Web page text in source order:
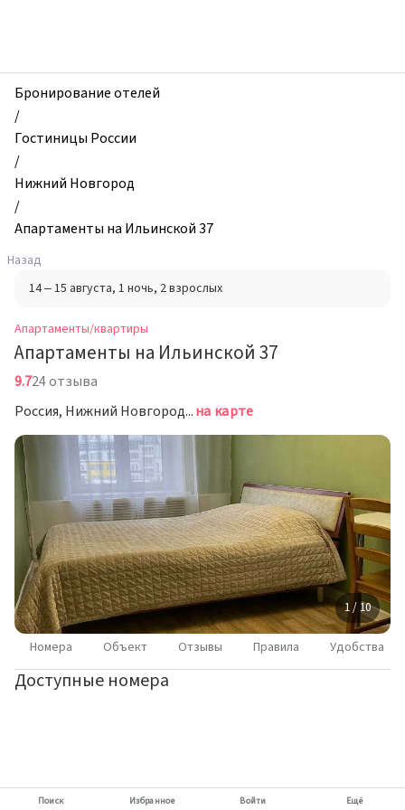
и
квартиры,
Апартаменты
на
Ильинской
37,
Нижний
Новгород,
Россия
Бронирование отелей
/
Гостиницы России
/
Нижний Новгород
/
Апартаменты на Ильинской 37
Назад
14 – 15 августа, 1 ночь, 2 взрослых
Апартаменты/квартиры
Апартаменты на Ильинской 37
9.724 отзыва
Россия, Нижний Новгород, Ильинская улица, 37на карте
1 / 10
Номера Объект Отзывы Правила Удобства
Доступные номера
Поиск Избранное Войти Ещё